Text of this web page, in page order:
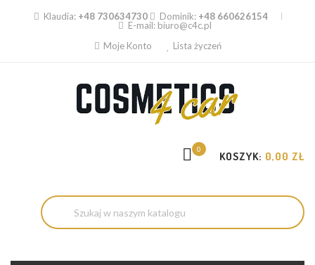
Klaudia: +48 730634730 Dominik: +48 660626154
E-mail: biuro@c4c.pl
Moje Konto
Lista życzeń
0
KOSZYK: 0,00 ZŁ